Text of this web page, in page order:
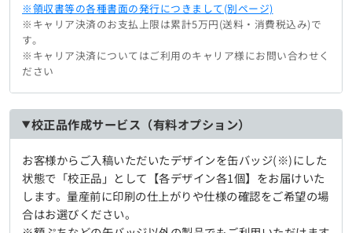
※領収書等の各種書面の発行につきまして(別ページ)
※キャリア決済のお支払上限は累計5万円(送料・消費税込み)で
す。
※キャリア決済についてはご利用のキャリア様にお問い合わせく
ださい
校正品作成サービス（有料オプション）
お客様からご入稿いただいたデザインを缶バッジ(※)にした
状態で「校正品」として【各デザイン各1個】をお届けいた
します。量産前に印刷の仕上がりや仕様の確認をご希望の場
合はお選びください。